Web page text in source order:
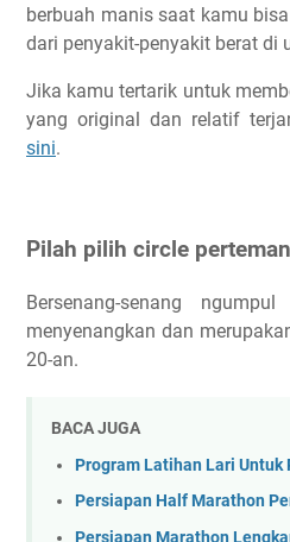
berbuah manis saat kamu
dari penyakit-penyakit berat di
Jika kamu tertarik untuk
yang original dan relatif
sini.
Pilah pilih circle
Bersenang-senang
menyenangkan dan
20-an.
BACA JUGA
Program Latihan Lari Untuk
Persiapan Half Marathon
Persiapan Marathon